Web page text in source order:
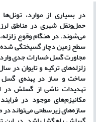
در بسیاری از موارد،
حمل‌و‌نقل شهری در مناطق
می‌شوند. در هنگام وقوع
سطح زمین دچار گسیختگی شده
مجاورت گسل خسارات جدی وارد
زلزله‌های ترکیه و تایوان در سال 1999 نشان
ساخت و ساز در پهنه‌ی گسل
تهدیدات ناشی از گسلش در
مکانیزم‌های موجود در
سازه‌های زیر‌سطحی می‌تواند